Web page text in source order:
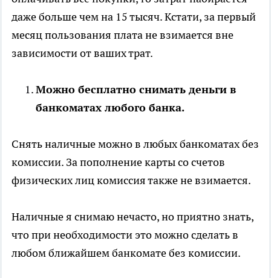
даже больше чем на 15 тысяч. Кстати, за первый
месяц пользования плата не взимается вне
зависимости от ваших трат.
Можно бесплатно снимать деньги в
банкоматах любого банка.
Снять наличные можно в любых банкоматах без
комиссии. За пополнение карты со счетов
физических лиц комиссия также не взимается.
Наличные я снимаю нечасто, но приятно знать,
что при необходимости это можно сделать в
любом ближайшем банкомате без комиссии.